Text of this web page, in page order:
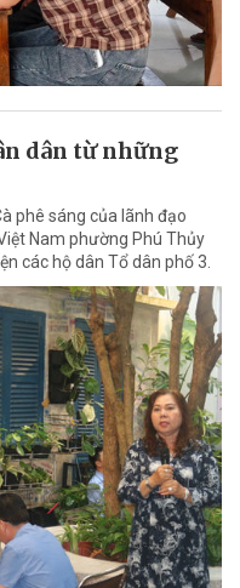
dân từ những
phê sáng của lãnh đạo
Nam phường Phú Thủy
các hộ dân Tổ dân phố 3.